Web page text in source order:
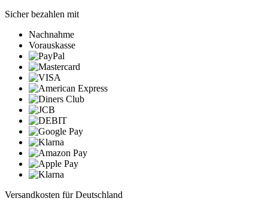
Sicher bezahlen mit
Nachnahme
Vorauskasse
Versandkosten für Deutschland